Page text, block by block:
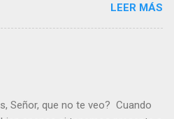
- ¿Superas tu fragilidad con la
Julián Escobar. | Lecturas del
Evangelio y Meditación (+ Leer ) |
LEER MÁS
Señor, que no te veo? Cuando